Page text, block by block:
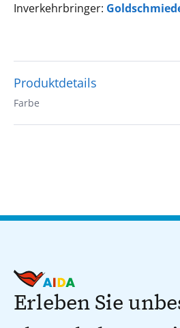
Inverkehrbringer:
Produktdetails
Farbe
Erleben Sie